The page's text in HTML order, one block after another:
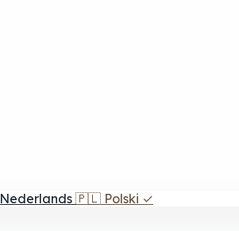
Nederlands 🇵🇱 Polski ✓